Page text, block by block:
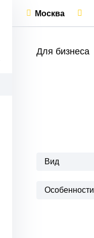
Москва
Для бизнеса
Вид
Особенности